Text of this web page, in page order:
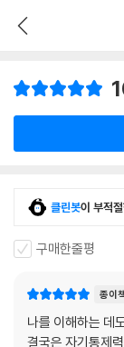
클린봇이 부적
구매한줄평
종이
나를 이해하는 데
결국은 자기통제